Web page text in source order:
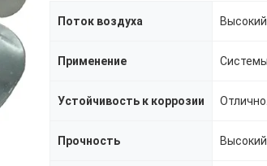
Поток воздуха Высокий
Применение
Устойчивость к коррозии Отлично.
Прочность Высокий